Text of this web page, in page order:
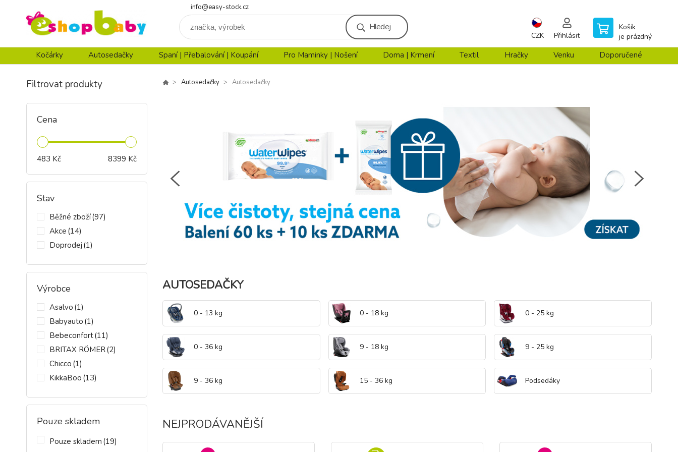
info@easy-stock.cz
Hledej
CZK Přihlásit
Košík
je prázdný
Kočárky Autosedačky Spaní | Přebalování | Koupání Pro Maminky | Nošení Doma | Krmení Textil Hračky Venku Doporučené
Filtrovat produkty
Cena
483 Kč 8399 Kč
Stav
Běžné zboží(97)
Akce (14)
Doprodej (1)
Výrobce
Asalvo (1)
Babyauto (1)
Bebeconfort(11)
BRITAX RÖMER(2)
Chicco (1)
KikkaBoo (13)
LIONELO(22)
Maxi-Cosi(2)
(8)
Pouze skladem
Pouze skladem (19)
Autosedačky Autosedačky
AUTOSEDAČKY
0 - 13 kg 0 - 18 kg 0 - 25 kg
0 - 36 kg 9 - 18 kg 9 - 25 kg
9 - 36 kg 15 - 36 kg Podsedáky
NEJPRODÁVANĚJŠÍ